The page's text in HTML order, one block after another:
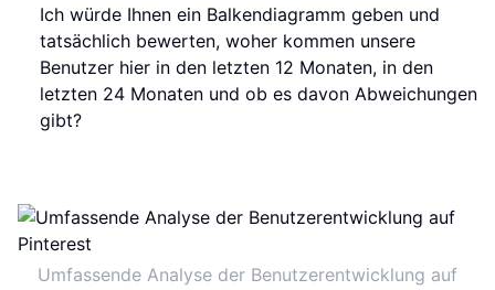
Ich würde Ihnen ein Balkendiagramm geben und
tatsächlich bewerten, woher kommen unsere
Benutzer hier in den letzten 12 Monaten, in den
letzten 24 Monaten und ob es davon Abweichungen
gibt?
Umfassende Analyse der Benutzerentwicklung auf